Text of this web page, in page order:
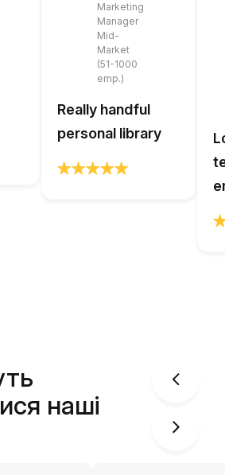
Marketing
Manager
Mid-
Market
(51-1000
emp.)
Really handful
personal library
наші